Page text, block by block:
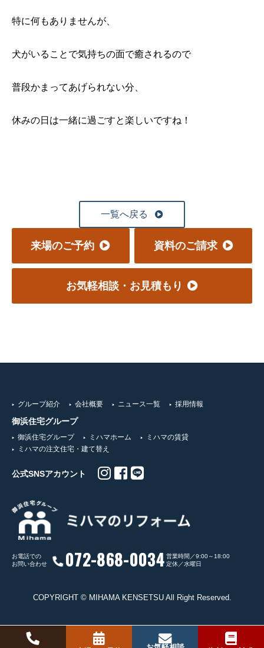
特に何もありませんが、
犬がいることで気持ちの面で癒されるので
普段かまってあげられない分、
休みの日は一緒に過ごすと楽しいですね！
一覧へ戻る
来場のご予約
お気軽相談・お見積もり
資料のご請求
グループ紹介 会社概要 ニュース一覧 採用情報
御浜住宅グループ
御浜住宅グループ ミハマホーム
ミハマの賃貸
ミハマの注文住宅・建て替え
公式SNSアカウント
お電話での
お問い合わせ
072-868-0034 営業時間／9:00～18:00
定休／水曜日
COPYRIGHT © MIHAMA KENSETSU All Right Reserved.